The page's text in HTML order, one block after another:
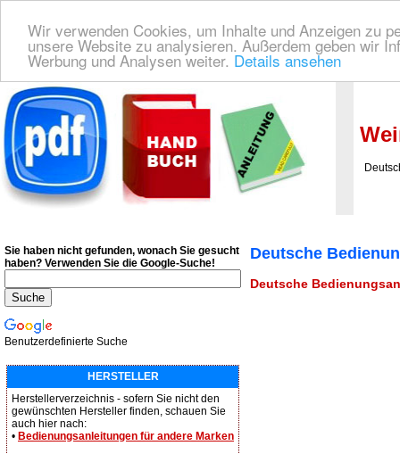
Wir verwenden Cookies, um Inhalte und Anzeigen zu
unsere Website zu analysieren. Außerdem geben wir
Werbung und Analysen weiter. Details ansehen
Deutsche Bedienungsanleitung Downloaden | Wir finden für Sie das
Deutsche
Deutsche
Sie haben nicht gefunden, wonach Sie gesucht
haben? Verwenden Sie die Google-Suche!
Benutzerdefinierte Suche
HERSTELLER
Herstellerverzeichnis - sofern Sie nicht den
gewünschten Hersteller finden, schauen Sie
auch hier nach:
• Bedienungsanleitungen für andere Marken